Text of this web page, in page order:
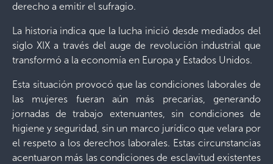
derecho a emitir el sufragio.
La historia indica que la lucha inició desde mediados del
siglo XIX a través del auge de revolución industrial que
transformó a la economía en Europa y Estados Unidos.
Esta situación provocó que las condiciones laborales de
las mujeres fueran aún más precarias, generando
jornadas de trabajo extenuantes, sin condiciones de
higiene y seguridad, sin un marco jurídico que velara por
el respeto a los derechos laborales. Estas circunstancias
acentuaron más las condiciones de esclavitud existentes